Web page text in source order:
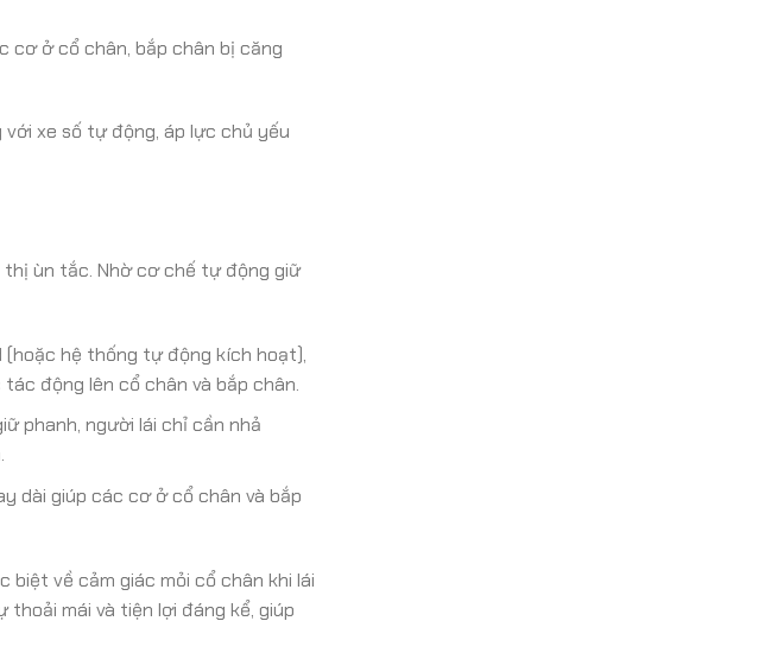
cơ ở cổ chân, bắp chân bị căng
xe số tự động, áp lực chủ yếu
ùn tắc. Nhờ cơ chế tự động giữ
(hoặc hệ thống tự động kích hoạt),
động lên cổ chân và bắp chân.
phanh, người lái chỉ cần nhả
dài giúp các cơ ở cổ chân và bắp
biệt về cảm giác mỏi cổ chân khi lái
mái và tiện lợi đáng kể, giúp